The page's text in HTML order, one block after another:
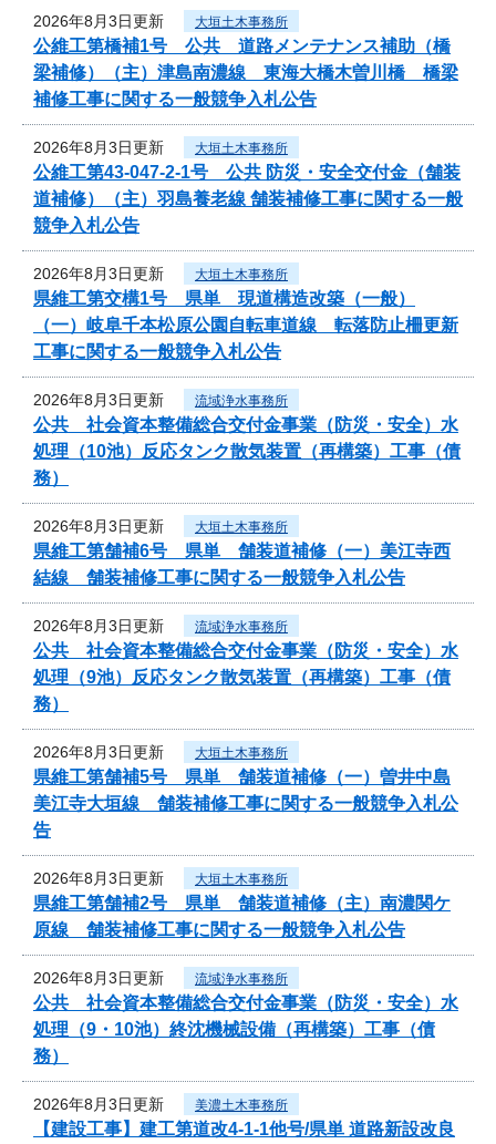
2026年8月3日更新 大垣土木事務所
公維工第橋補1号 公共 道路メンテナンス補助（橋
梁補修）（主）津島南濃線 東海大橋木曽川橋 橋梁
補修工事に関する一般競争入札公告
2026年8月3日更新 大垣土木事務所
公維工第43-047-2-1号 公共 防災・安全交付金（舗装
道補修）（主）羽島養老線 舗装補修工事に関する一般
競争入札公告
2026年8月3日更新 大垣土木事務所
県維工第交構1号 県単 現道構造改築（一般）
（一）岐阜千本松原公園自転車道線 転落防止柵更新
工事に関する一般競争入札公告
2026年8月3日更新 流域浄水事務所
公共 社会資本整備総合交付金事業（防災・安全）水
処理（10池）反応タンク散気装置（再構築）工事（債
務）
2026年8月3日更新 大垣土木事務所
県維工第舗補6号 県単 舗装道補修（一）美江寺西
結線 舗装補修工事に関する一般競争入札公告
2026年8月3日更新 流域浄水事務所
公共 社会資本整備総合交付金事業（防災・安全）水
処理（9池）反応タンク散気装置（再構築）工事（債
務）
2026年8月3日更新 大垣土木事務所
県維工第舗補5号 県単 舗装道補修（一）曽井中島
美江寺大垣線 舗装補修工事に関する一般競争入札公
告
2026年8月3日更新 大垣土木事務所
県維工第舗補2号 県単 舗装道補修（主）南濃関ケ
原線 舗装補修工事に関する一般競争入札公告
2026年8月3日更新 流域浄水事務所
公共 社会資本整備総合交付金事業（防災・安全）水
処理（9・10池）終沈機械設備（再構築）工事（債
務）
2026年8月3日更新 美濃土木事務所
【建設工事】建工第道改4-1-1他号/県単 道路新設改良